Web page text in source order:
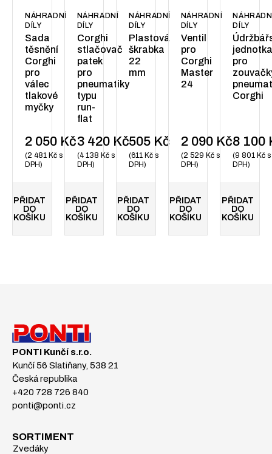
NÁHRADNÍ
DÍLY
Sada
těsnění
Corghi
pro
válec
tlakové
myčky
2 050 Kč
2 481 Kč s
DPH
PŘIDAT
DO
KOŠÍKU
NÁHRADNÍ
DÍLY
Corghi
stlačovač
patek
pro
pneumatiky
typu
run-
flat
3 420 Kč
4 138 Kčs
DPH
PŘIDAT
DO
KOŠÍKU
NÁHRADNÍ
DÍLY
Plastová
škrabka
22
mm
505 Kč
611Kč s
DPH
PŘIDAT
DO
KOŠÍKU
NÁHRADNÍ
DÍLY
Ventil
pro
Corghi
Master
24
2 090 Kč
2 529 Kčs
DPH
PŘIDAT
DO
KOŠÍKU
DÍLY
pro
Corghi
8 100
9 801Kč s
DPH
PŘIDAT
DO
KOŠÍKU
PONTI Kunčí s.r.o.
Kunčí 56 Slatiňany, 538 21
Česká republika
+420 728 726 840
ponti@ponti.cz
SORTIMENT
Zvedáky